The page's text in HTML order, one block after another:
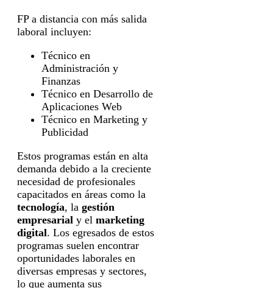
FP a distancia con más salida
laboral incluyen:
Técnico en
Administración y
Finanzas
Técnico en Desarrollo de
Aplicaciones Web
Técnico en Marketing y
Publicidad
Estos programas están en alta
demanda debido a la creciente
necesidad de profesionales
capacitados en áreas como la
tecnología, la gestión
empresarial y el marketing
digital. Los egresados de estos
programas suelen encontrar
oportunidades laborales en
diversas empresas y sectores,
lo que aumenta sus